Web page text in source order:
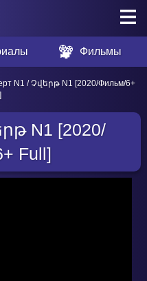
Фильмы
N1 / Չվերթ N1 [2020/Фильм/6+
N1 [2020/
Full]